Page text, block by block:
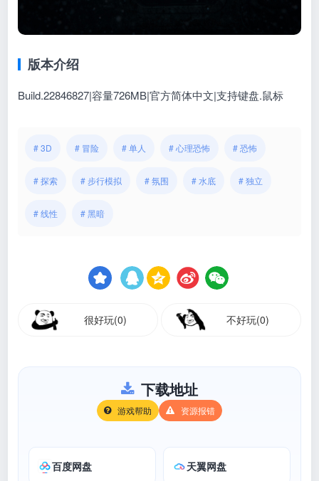
版本介绍
Build.22846827|容量726MB|官方简体中文|支持键盘.鼠标
# 3D # 冒险 # 单人 # 心理恐怖 # 恐怖
# 探索 # 步行模拟 # 氛围 # 水底 # 独立
# 线性 # 黑暗
很好玩(0) 不好玩(0)
下载地址
游戏帮助 资源报错
百度网盘 天翼网盘